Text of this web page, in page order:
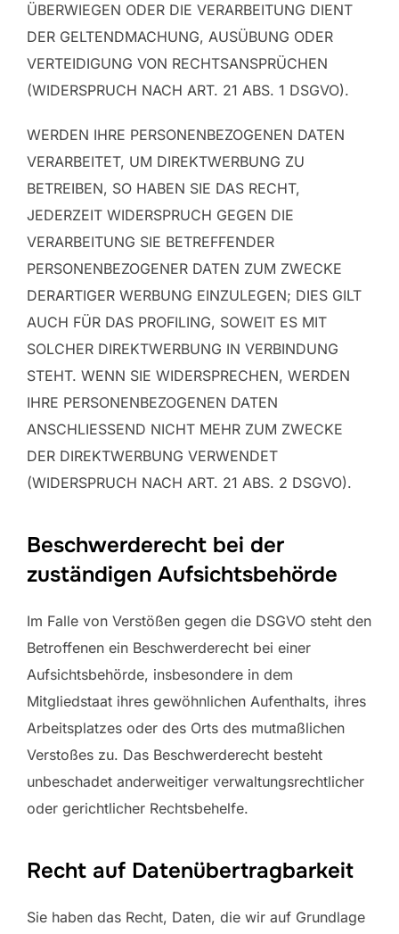
ÜBERWIEGEN ODER DIE VERARBEITUNG DIENT
DER GELTENDMACHUNG, AUSÜBUNG ODER
VERTEIDIGUNG VON RECHTSANSPRÜCHEN
(WIDERSPRUCH NACH ART. 21 ABS. 1 DSGVO).
WERDEN IHRE PERSONENBEZOGENEN DATEN
VERARBEITET, UM DIREKTWERBUNG ZU
BETREIBEN, SO HABEN SIE DAS RECHT,
JEDERZEIT WIDERSPRUCH GEGEN DIE
VERARBEITUNG SIE BETREFFENDER
PERSONENBEZOGENER DATEN ZUM ZWECKE
DERARTIGER WERBUNG EINZULEGEN; DIES GILT
AUCH FÜR DAS PROFILING, SOWEIT ES MIT
SOLCHER DIREKTWERBUNG IN VERBINDUNG
STEHT. WENN SIE WIDERSPRECHEN, WERDEN
IHRE PERSONENBEZOGENEN DATEN
ANSCHLIESSEND NICHT MEHR ZUM ZWECKE
DER DIREKTWERBUNG VERWENDET
(WIDERSPRUCH NACH ART. 21 ABS. 2 DSGVO).
Beschwerde­recht bei der
zuständigen Aufsichts­behörde
Im Falle von Verstößen gegen die DSGVO steht den
Betroffenen ein Beschwerderecht bei einer
Aufsichtsbehörde, insbesondere in dem
Mitgliedstaat ihres gewöhnlichen Aufenthalts, ihres
Arbeitsplatzes oder des Orts des mutmaßlichen
Verstoßes zu. Das Beschwerderecht besteht
unbeschadet anderweitiger verwaltungsrechtlicher
oder gerichtlicher Rechtsbehelfe.
Recht auf Daten­übertrag­barkeit
Sie haben das Recht, Daten, die wir auf Grundlage